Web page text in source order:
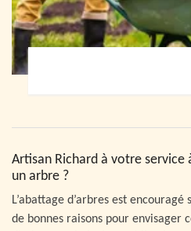
Artisan Richard à votre
un arbre ?
L’abattage d’arbres est
de bonnes raisons pour envisager